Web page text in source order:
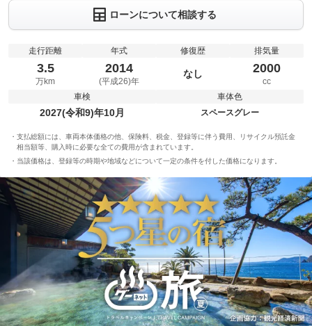
ローンについて相談する
走行距離
3.5
万km
年式
2014
(平成26)年
修復歴
なし
排気量
2000
cc
車検
2027(令和9)年10月
車体色
スペースグレー
支払総額には、車両本体価格の他、保険料、税金、登録等に伴う費用、リサイクル預託金
相当額等、購入時に必要な全ての費用が含まれています。
当該価格は、登録等の時期や地域などについて一定の条件を付した価格になります。